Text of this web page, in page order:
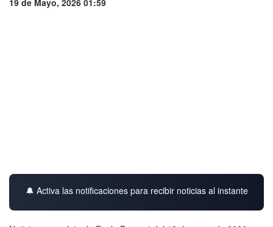
19 de Mayo, 2026 01:59
🔔 Activa las notificaciones para recibir noticias al instante